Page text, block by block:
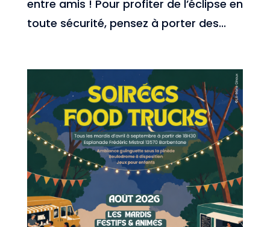
entre amis ! Pour profiter de l’éclipse en
toute sécurité, pensez à porter des...